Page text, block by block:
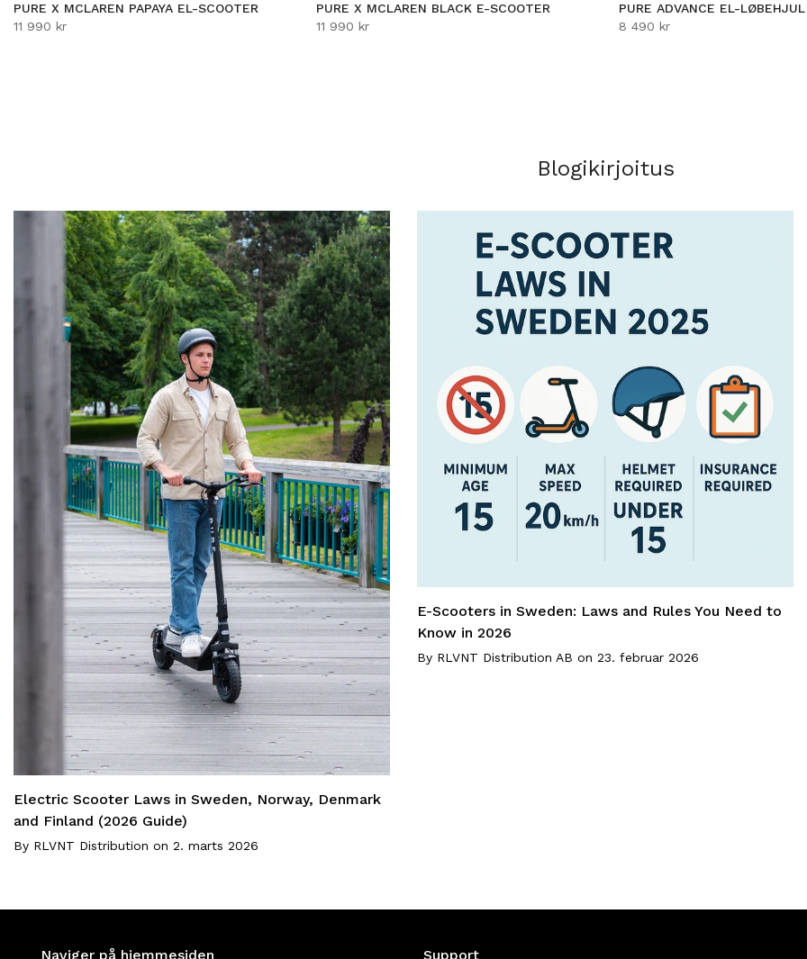
PURE ESCAPE PRO EL-LØBEHJUL
7 290 kr
ADVANCE EL-LØBEHJUL
kr
PURE AIR6 SUSPENSION
5 990 kr
Blogikirjoitus
Electric Scooter Laws in Sweden, Norway, Denmark
and Finland (2026 Guide)
By RLVNT Distribution on 2. marts 2026
E-Scooters in Sweden: Laws and Rules You Need to
Know in 2026
By RLVNT Distribution AB on 23. februar 2026
Naviger på hjemmesiden Support